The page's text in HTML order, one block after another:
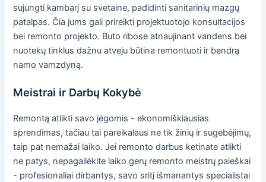
sujungti kambarį su svetaine, padidinti sanitarinių mazgų
patalpas. Čia jums gali prireikti projektuotojo konsultacijos
bei remonto projekto. Buto ribose atnaujinant vandens bei
nuotekų tinklus dažnu atveju būtina remontuoti ir bendrą
namo vamzdyną.
Meistrai ir Darbų Kokybė
Remontą atlikti savo jėgomis - ekonomiškiausias
sprendimas, tačiau tai pareikalaus ne tik žinių ir sugebėjimų,
taip pat nemažai laiko. Jei remonto darbus ketinate atlikti
ne patys, nepagailėkite laiko gerų remonto meistrų paieškai
- profesionaliai dirbantys, savo sritį išmanantys specialistai